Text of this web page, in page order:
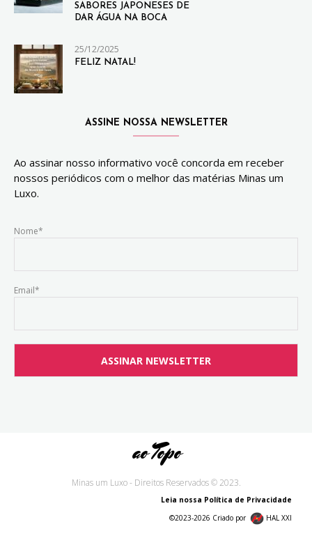
SABORES JAPONESES DE
DAR ÁGUA NA BOCA
25/12/2025
FELIZ NATAL!
ASSINE NOSSA NEWSLETTER
Ao assinar nosso informativo você concorda em receber
nossos periódicos com o melhor das matérias Minas um
Luxo.
Nome*
Email*
ao Topo
Minas um Luxo - Direitos Reservados © 2023.
Leia nossa Política de Privacidade
©2023-2026 Criado por
HAL XXI